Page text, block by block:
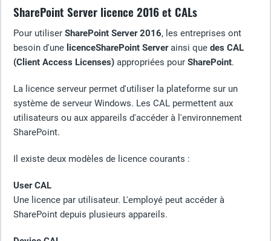
SharePoint Server licence 2016 et CALs
Pour utiliser SharePoint Server 2016, les entreprises ont
besoin d'une licenceSharePoint Serverainsi que des CAL
(Client Access Licenses) appropriées pour SharePoint.
La licence serveur permet d'utiliser la plateforme sur un
système de serveur Windows. Les CAL permettent aux
utilisateurs ou aux appareils d'accéder à l'environnement
SharePoint.
Il existe deux modèles de licence courants :
User CAL
Une licence par utilisateur. L'employé peut accéder à
SharePoint depuis plusieurs appareils.